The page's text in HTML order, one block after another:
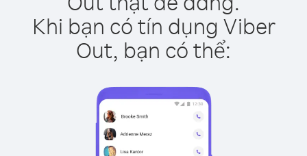
Khi bạn có tín dụng Viber
Out, bạn có thể: